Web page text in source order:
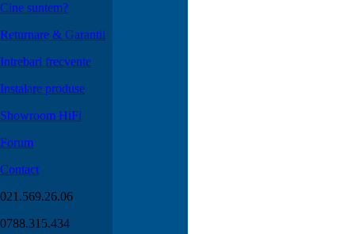
Cine suntem?
Returnare & Garantii
Intrebari frecvente
Instalare produse
Showroom HiFi
Forum
Contact
021.569.26.06
0788.315.434